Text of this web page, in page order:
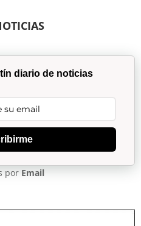
diario de noticias
por Email